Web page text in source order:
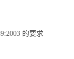
的要求